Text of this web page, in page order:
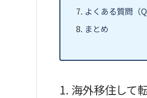
よくある質問（
まとめ
1. 海外移住して